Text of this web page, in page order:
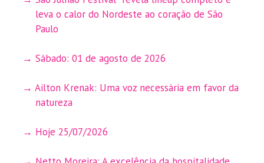
leva o calor do Nordeste ao coração de São
Paulo
Sábado: 01 de agosto de 2026
Ailton Krenak: Uma voz necessária em favor da
natureza
Hoje 25/07/2026